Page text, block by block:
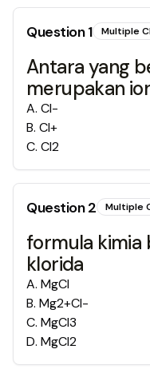
Question1 Multiple
Antara yang
merupakan
A. Cl-
B. Cl+
C. Cl2
Question2 Multiple
formula kimia
klorida
A. MgCl
B. Mg2+Cl-
C. MgCl3
D. MgCl2